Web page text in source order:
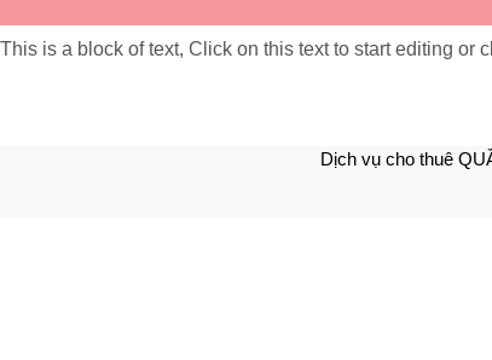
This is a block of text, Click on this text to start editing or
Dịch vụ cho thuê